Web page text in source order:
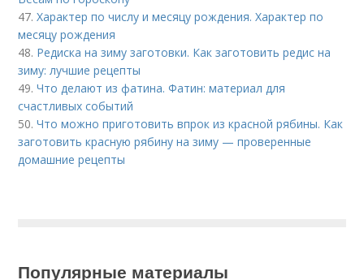
47.Характер по числу и месяцу рождения. Характер по
месяцу рождения
48. Редиска на зиму заготовки. Как заготовить редис на
зиму: лучшие рецепты
49.Что делают из фатина. Фатин: материал для
счастливых событий
50.Что можно приготовить впрок из красной рябины. Как
заготовить красную рябину на зиму — проверенные
домашние рецепты
Популярные материалы